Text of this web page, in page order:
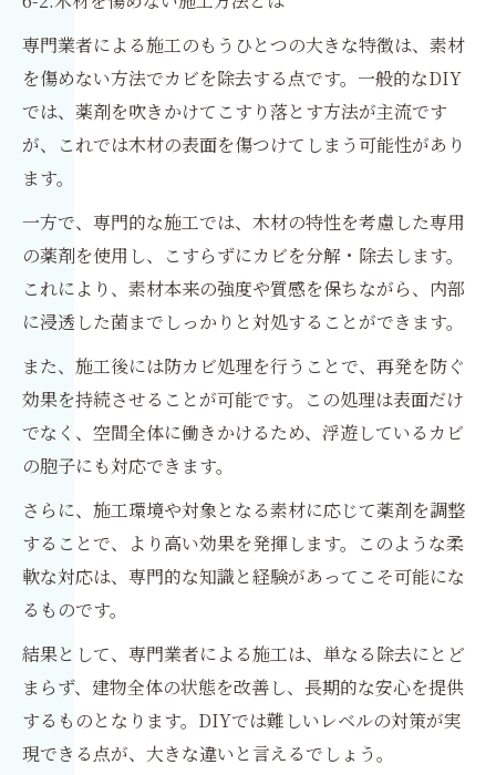
専門業者による施工のもうひとつの大きな特徴は、素材
を傷めない方法でカビを除去する点です。一般的なDIY
では、薬剤を吹きかけてこすり落とす方法が主流です
が、これでは木材の表面を傷つけてしまう可能性があり
ます。
一方で、専門的な施工では、木材の特性を考慮した専用
の薬剤を使用し、こすらずにカビを分解・除去します。
これにより、素材本来の強度や質感を保ちながら、内部
に浸透した菌までしっかりと対処することができます。
また、施工後には防カビ処理を行うことで、再発を防ぐ
効果を持続させることが可能です。この処理は表面だけ
でなく、空間全体に働きかけるため、浮遊しているカビ
の胞子にも対応できます。
さらに、施工環境や対象となる素材に応じて薬剤を調整
することで、より高い効果を発揮します。このような柔
軟な対応は、専門的な知識と経験があってこそ可能にな
るものです。
結果として、専門業者による施工は、単なる除去にとど
まらず、建物全体の状態を改善し、長期的な安心を提供
するものとなります。DIYでは難しいレベルの対策が実
現できる点が、大きな違いと言えるでしょう。